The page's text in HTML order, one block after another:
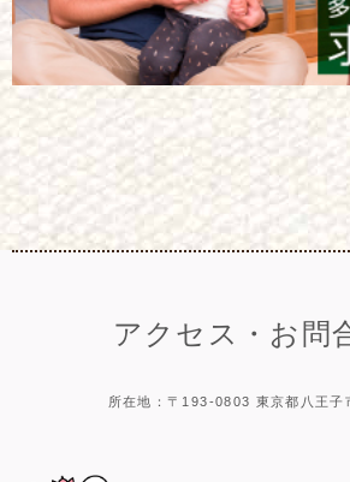
アクセス・お問
所在地：〒193-0803 東京都八王子